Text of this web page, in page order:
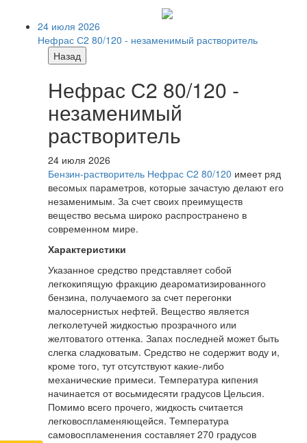
24 июля 2026
Нефрас С2 80/120 - незаменимый растворитель
Назад
Нефрас С2 80/120 -
незаменимый
растворитель
24 июля 2026
Бензин-растворитель Нефрас С2 80/120 имеет ряд
весомых параметров, которые зачастую делают его
незаменимым. За счет своих преимуществ
вещество весьма широко распространено в
современном мире.
Характеристики
Указанное средство представляет собой
легкокипящую фракцию деароматизированного
бензина, получаемого за счет перегонки
малосернистых нефтей. Вещество является
легколетучей жидкостью прозрачного или
желтоватого оттенка. Запах последней может быть
слегка сладковатым. Средство не содержит воду и,
кроме того, тут отсутствуют какие-либо
механические примеси. Температура кипения
начинается от восьмидесяти градусов Цельсия.
Помимо всего прочего, жидкость считается
легковоспламеняющейся. Температура
самовоспламенения составляет 270 градусов